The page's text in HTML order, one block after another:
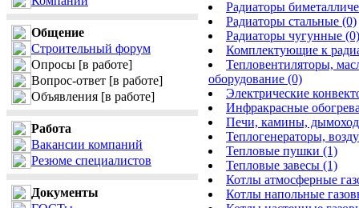
Общение
Строительный форум
Опросы [в работе]
Вопрос-ответ [в работе]
Объявления [в работе]
Работа
Вакансии компаний
Резюме специалистов
Документы
Радиаторы
Радиаторы стальные (0)
Радиаторы чугунные (0)
Комплектующие к
Тепловентиляторы,
оборудование (0)
Электрические
Инфракрасные
Печи, камины,
Теплогенераторы,
Тепловые пушки (1)
Тепловые завесы (1)
Котлы атмосферные
Котлы напольные